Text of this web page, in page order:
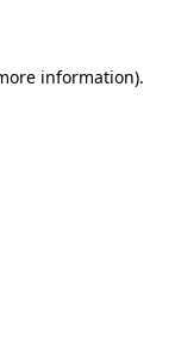
information).